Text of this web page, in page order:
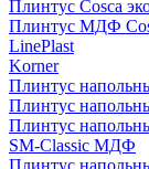
Плинтус Cosca
Плинтус МДФ
LinePlast
Korner
Плинтус
Плинтус
Плинтус
SM-Classic МДФ
Плинтус